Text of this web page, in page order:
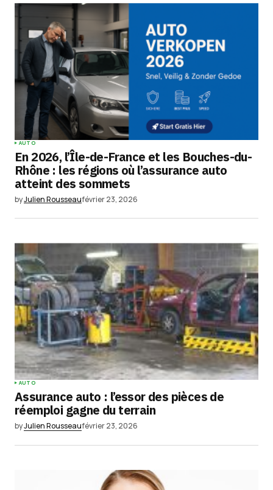
Submit Comment
AUTO
En 2026, l’Île-de-France et les Bouches-du-
Rhône : les régions où l’assurance auto
atteint des sommets
byJulien Rousseaufévrier 23, 2026
AUTO
Assurance auto : l’essor des pièces de
réemploi gagne du terrain
byJulien Rousseaufévrier 23, 2026